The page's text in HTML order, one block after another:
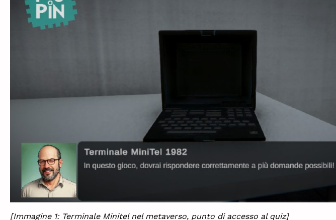
[Immagine 1: Terminale Minitel nel metaverso, punto di accesso al quiz]